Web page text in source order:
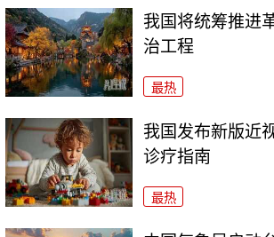
我国将统筹推进
治工程
最热
我国发布新版近
诊疗指南
最热